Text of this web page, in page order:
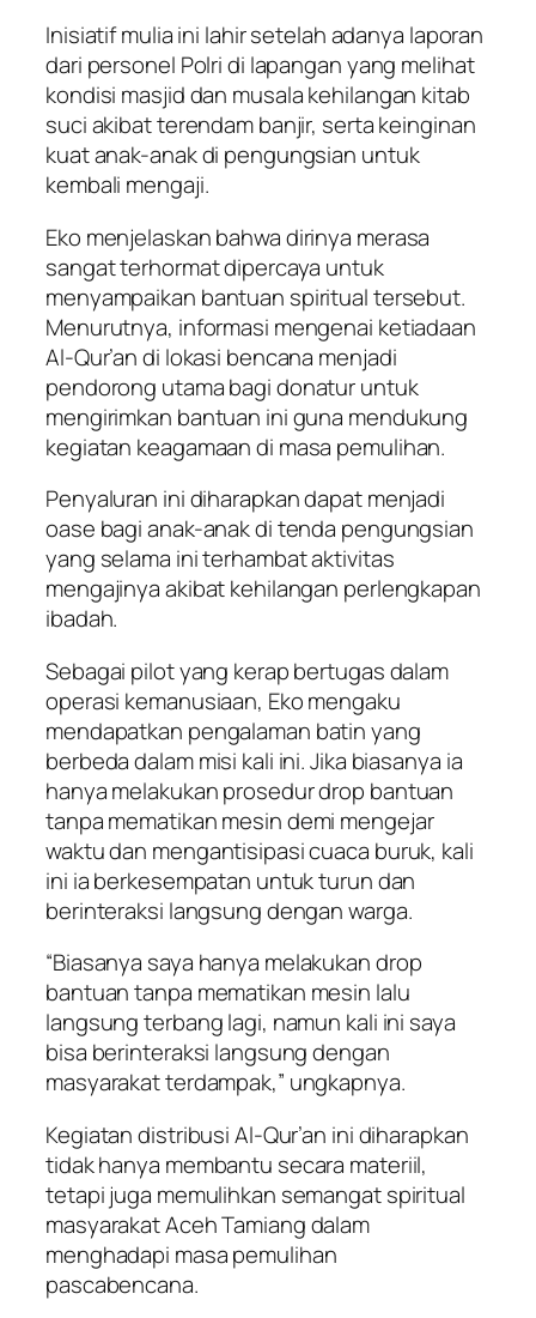
Inisiatif mulia ini lahir setelah adanya laporan
dari personel Polri di lapangan yang melihat
kondisi masjid dan musala kehilangan kitab
suci akibat terendam banjir, serta keinginan
kuat anak-anak di pengungsian untuk
kembali mengaji.
Eko menjelaskan bahwa dirinya merasa
sangat terhormat dipercaya untuk
menyampaikan bantuan spiritual tersebut.
Menurutnya, informasi mengenai ketiadaan
Al-Qur’an di lokasi bencana menjadi
pendorong utama bagi donatur untuk
mengirimkan bantuan ini guna mendukung
kegiatan keagamaan di masa pemulihan.
Penyaluran ini diharapkan dapat menjadi
oase bagi anak-anak di tenda pengungsian
yang selama ini terhambat aktivitas
mengajinya akibat kehilangan perlengkapan
ibadah.
Sebagai pilot yang kerap bertugas dalam
operasi kemanusiaan, Eko mengaku
mendapatkan pengalaman batin yang
berbeda dalam misi kali ini. Jika biasanya ia
hanya melakukan prosedur drop bantuan
tanpa mematikan mesin demi mengejar
waktu dan mengantisipasi cuaca buruk, kali
ini ia berkesempatan untuk turun dan
berinteraksi langsung dengan warga.
“Biasanya saya hanya melakukan drop
bantuan tanpa mematikan mesin lalu
langsung terbang lagi, namun kali ini saya
bisa berinteraksi langsung dengan
masyarakat terdampak,” ungkapnya.
Kegiatan distribusi Al-Qur’an ini diharapkan
tidak hanya membantu secara materiil,
tetapi juga memulihkan semangat spiritual
masyarakat Aceh Tamiang dalam
menghadapi masa pemulihan
pascabencana.